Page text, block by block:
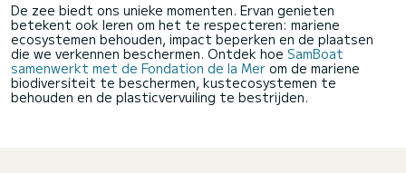
De zee biedt ons unieke momenten. Ervan genieten
betekent ook leren om het te respecteren: mariene
ecosystemen behouden, impact beperken en de plaatsen
die we verkennen beschermen. Ontdek hoe SamBoat
samenwerkt met de Fondation de la Mer om de mariene
biodiversiteit te beschermen, kustecosystemen te
behouden en de plasticvervuiling te bestrijden.